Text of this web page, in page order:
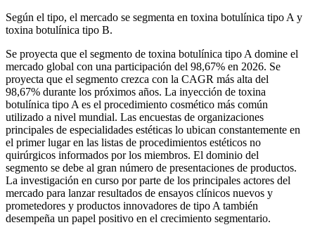
Según el tipo, el mercado se segmenta en toxina botulínica tipo A y
toxina botulínica tipo B.
Se proyecta que el segmento de toxina botulínica tipo A domine el
mercado global con una participación del 98,67% en 2026. Se
proyecta que el segmento crezca con la CAGR más alta del
98,67% durante los próximos años. La inyección de toxina
botulínica tipo A es el procedimiento cosmético más común
utilizado a nivel mundial. Las encuestas de organizaciones
principales de especialidades estéticas lo ubican constantemente en
el primer lugar en las listas de procedimientos estéticos no
quirúrgicos informados por los miembros. El dominio del
segmento se debe al gran número de presentaciones de productos.
La investigación en curso por parte de los principales actores del
mercado para lanzar resultados de ensayos clínicos nuevos y
prometedores y productos innovadores de tipo A también
desempeña un papel positivo en el crecimiento segmentario.